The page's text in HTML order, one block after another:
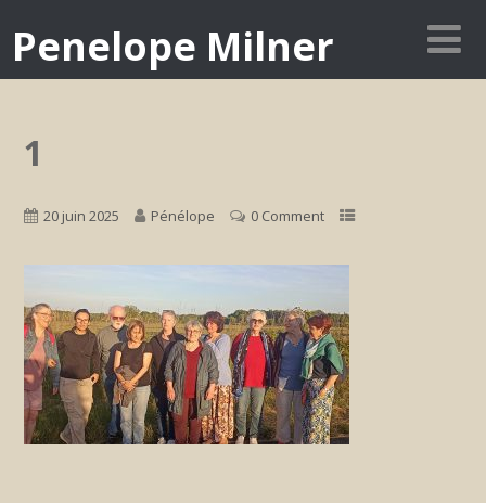
Penelope Milner
1
20 juin 2025 Pénélope 0 Comment